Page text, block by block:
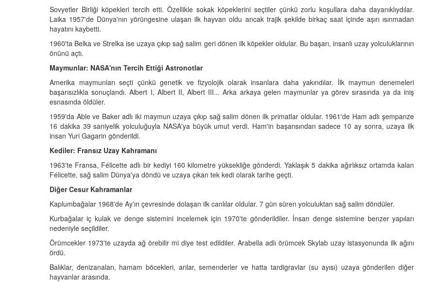
Sovyetler Birliği köpekleri tercih etti. Özellikle sokak köpeklerini seçtiler çünkü zorlu koşullara daha dayanıklıydılar.
Laika 1957'de Dünya'nın yörüngesine ulaşan ilk hayvan oldu ancak trajik şekilde birkaç saat içinde aşırı ısınmadan
hayatını kaybetti.
1960'ta Belka ve Strelka ise uzaya çıkıp sağ salim geri dönen ilk köpekler oldular. Bu başarı, insanlı uzay yolculuklarının
önünü açtı.
Maymunlar: NASA'nın Tercih Ettiği Astronotlar
Amerika maymunları seçti çünkü genetik ve fizyolojik olarak insanlara daha yakındılar. İlk maymun denemeleri
başarısızlıkla sonuçlandı. Albert I, Albert II, Albert III... Arka arkaya gelen maymunlar ya görev sırasında ya da iniş
esnasında öldüler.
1959'da Able ve Baker adlı iki maymun uzaya çıkıp sağ salim dönen ilk primatlar oldular. 1961'de Ham adlı şempanze
16 dakika 39 saniyelik yolculuğuyla NASA'ya büyük umut verdi. Ham'in başarısından sadece 10 ay sonra, uzaya ilk
insan Yuri Gagarin gönderildi.
Kediler: Fransız Uzay Kahramanı
1963'te Fransa, Félicette adlı bir kediyi 160 kilometre yüksekliğe gönderdi. Yaklaşık 5 dakika ağırlıksız ortamda kalan
Félicette, sağ salim Dünya'ya döndü ve uzaya çıkan tek kedi olarak tarihe geçti.
Diğer Cesur Kahramanlar
Kaplumbağalar 1968'de Ay'ın çevresinde dolaşan ilk canlılar oldular. 7 gün süren yolculuktan sağ salim döndüler.
Kurbağalar iç kulak ve denge sistemini incelemek için 1970'te gönderildiler. İnsan denge sistemine benzer yapıları
nedeniyle seçildiler.
Örümcekler 1973'te uzayda ağ örebilir mi diye test edildiler. Arabella adlı örümcek Skylab uzay istasyonunda ilk ağını
ördü.
Balıklar, denizanaları, hamam böcekleri, arılar, semenderler ve hatta tardigravlar (su ayısı) uzaya gönderilen diğer
hayvanlar arasında.